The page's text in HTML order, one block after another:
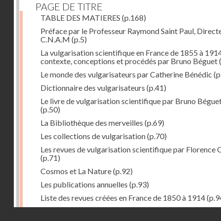
PAGE DE TITRE
TABLE DES MATIERES (p.168)
Préface par le Professeur Raymond Saint Paul,
C.N.A.M (p.5)
La vulgarisation scientifique en France de 1855 à
contexte, conceptions et procédés par Bruno Béguet
Le monde des vulgarisateurs par Catherine Bénédic
Dictionnaire des vulgarisateurs (p.41)
Le livre de vulgarisation scientifique par Bruno
(p.50)
La Bibliothèque des merveilles (p.69)
Les collections de vulgarisation(p.70)
Les revues de vulgarisation scientifique par Florence
(p.71)
Cosmos et La Nature(p.92)
Les publications annuelles (p.93)
Liste des revues créées en France de 1850 à 1914